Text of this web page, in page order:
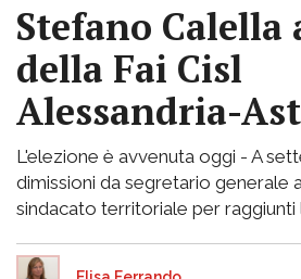
Stefano Calella
della Fai Cisl
Alessandria-
L'elezione è avvenuta oggi - A
dimissioni da segretario generale
sindacato territoriale per raggiunti